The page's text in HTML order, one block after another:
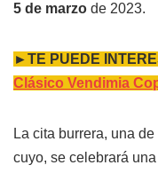
5 de marzo de 2023.
►TE PUEDE
Clásico Vendimia
La cita burrera, una
cuyo, se celebrará